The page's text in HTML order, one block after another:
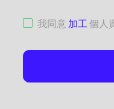
我同意 加工個人